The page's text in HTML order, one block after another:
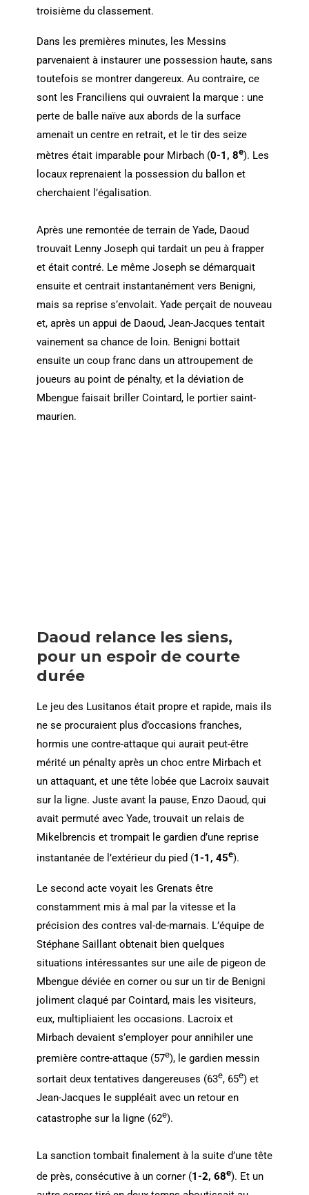
troisième du classement.
Dans les premières minutes, les Messins
parvenaient à instaurer une possession haute, sans
toutefois se montrer dangereux. Au contraire, ce
sont les Franciliens qui ouvraient la marque : une
perte de balle naïve aux abords de la surface
amenait un centre en retrait, et le tir des seize
mètres était imparable pour Mirbach (0-1, 8e). Les
locaux reprenaient la possession du ballon et
cherchaient l’égalisation.
Après une remontée de terrain de Yade, Daoud
trouvait Lenny Joseph qui tardait un peu à frapper
et était contré. Le même Joseph se démarquait
ensuite et centrait instantanément vers Benigni,
mais sa reprise s’envolait. Yade perçait de nouveau
et, après un appui de Daoud, Jean-Jacques tentait
vainement sa chance de loin. Benigni bottait
ensuite un coup franc dans un attroupement de
joueurs au point de pénalty, et la déviation de
Mbengue faisait briller Cointard, le portier saint-
maurien.
Daoud relance les siens,
pour un espoir de courte
durée
Le jeu des Lusitanos était propre et rapide, mais ils
ne se procuraient plus d’occasions franches,
hormis une contre-attaque qui aurait peut-être
mérité un pénalty après un choc entre Mirbach et
un attaquant, et une tête lobée que Lacroix sauvait
sur la ligne. Juste avant la pause, Enzo Daoud, qui
avait permuté avec Yade, trouvait un relais de
Mikelbrencis et trompait le gardien d’une reprise
instantanée de l’extérieur du pied (1-1, 45e).
Le second acte voyait les Grenats être
constamment mis à mal par la vitesse et la
précision des contres val-de-marnais. L’équipe de
Stéphane Saillant obtenait bien quelques
situations intéressantes sur une aile de pigeon de
Mbengue déviée en corner ou sur un tir de Benigni
joliment claqué par Cointard, mais les visiteurs,
eux, multipliaient les occasions. Lacroix et
Mirbach devaient s’employer pour annihiler une
première contre-attaque (57e), le gardien messin
sortait deux tentatives dangereuses (63e, 65e) et
Jean-Jacques le suppléait avec un retour en
catastrophe sur la ligne (62e).
La sanction tombait finalement à la suite d’une tête
de près, consécutive à un corner (1-2, 68e). Et un